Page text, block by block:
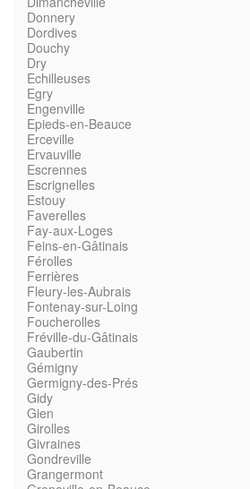
Donnery
Dordives
Douchy
Dry
Echilleuses
Egry
Engenville
Epieds-en-Beauce
Erceville
Ervauville
Escrennes
Escrignelles
Estouy
Faverelles
Fay-aux-Loges
Feins-en-Gâtinais
Férolles
Ferrières
Fleury-les-Aubrais
Fontenay-sur-Loing
Foucherolles
Fréville-du-Gâtinais
Gaubertin
Gémigny
Germigny-des-Prés
Gidy
Gien
Girolles
Givraines
Gondreville
Grangermont